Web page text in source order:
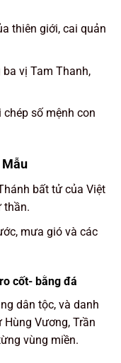
thiên giới, cai quản
vị Tam Thanh,
số mệnh con
bất tử của Việt
thần.
mưa gió và các
cốt- bằng đá
dân tộc, và danh
Vương, Trần
vùng miền.